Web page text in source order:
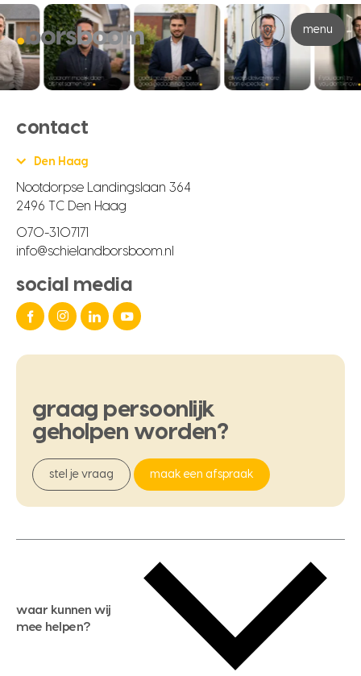
menu
contact
Den Haag
Nootdorpse Landingslaan 364
2496 TC Den Haag
070-3107171
info@schielandborsboom.nl
social media
graag persoonlijk
geholpen worden?
stel je vraag maak een afspraak
waar kunnen wij
mee helpen?